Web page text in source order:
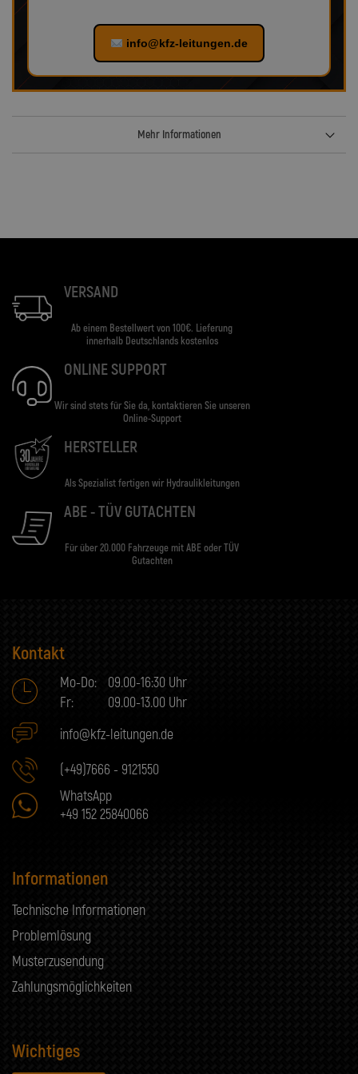
info@kfz-leitungen.de
Mehr Informationen
VERSAND
Ab einem Bestellwert von 100€. Lieferung
innerhalb Deutschlands kostenlos
ONLINE SUPPORT
Wir sind stets für Sie da, kontaktieren Sie unseren
Online-Support
HERSTELLER
Als Spezialist fertigen wir Hydraulikleitungen
ABE - TÜV GUTACHTEN
Für über 20.000 Fahrzeuge mit ABE oder TÜV
Gutachten
Kontakt
Mo-Do:
09.00-16:30 Uhr
Fr:
09.00-13.00 Uhr
info@kfz-leitungen.de
(+49)7666 - 9121550
WhatsApp
+49 152 25840066
Informationen
Technische Informationen
Problemlösung
Musterzusendung
Zahlungsmöglichkeiten
Wichtiges